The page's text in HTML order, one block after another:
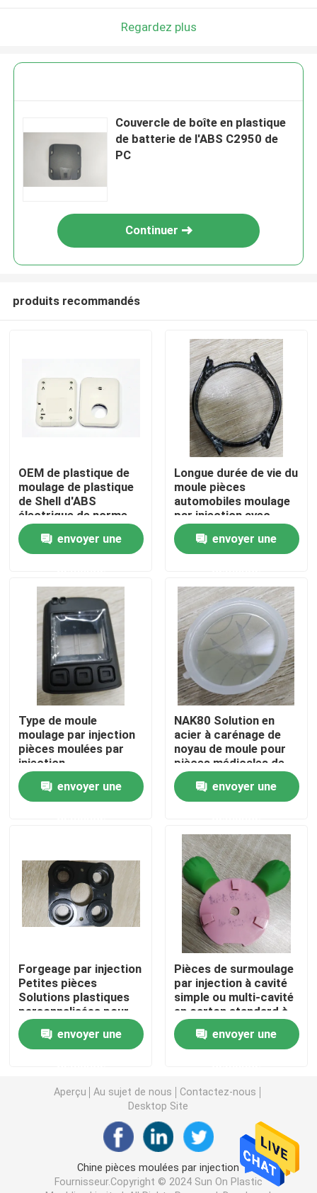
Accueil
A propos de nous
Contacts
Produits
Vidéos
pièces moulées par injection
pièces moulées en plastique
Moulage par injection de précision
Les pièces de moulage mécanique sous pression
La lingotière de moulage mécanique sous pression
Pièces en caoutchouc de silicone
Moulage par injection de silicone
Pièces de télécommunication
Pièces médicales en plastique de moulage par
Pièces d'appareil électroménager
Pièces de rechange électroniques
Regardez plus
Couvercle de boîte en plastique
de batterie de l'ABS C2950 de
PC
Continuer
produits recommandés
OEM de plastique de
moulage de plastique
de Shell d'ABS
électrique de norme
de télémètre radar
envoyer une
Longue durée de vie du
moule pièces
automobiles moulage
par injection avec
conception
personnalisée
envoyer une
Type de moule
moulage par injection
pièces moulées par
injection
personnalisées avec
tolérance ± 0,02 mm
envoyer une
NAK80 Solution en
acier à carénage de
noyau de moule pour
pièces médicales de
moulage par injection
envoyer une
Forgeage par injection
Petites pièces
Solutions plastiques
personnalisées pour
vos besoins de
fabricationenvoyer une
Pièces de surmoulage
par injection à cavité
simple ou multi-cavité
en carton standard à
l'exportation
envoyer une
Aperçu Au sujet de nous
Contactez-nous
Desktop Site
Chine pièces moulées par injection
Fournisseur.Copyright © 2024 Sun On Plastic